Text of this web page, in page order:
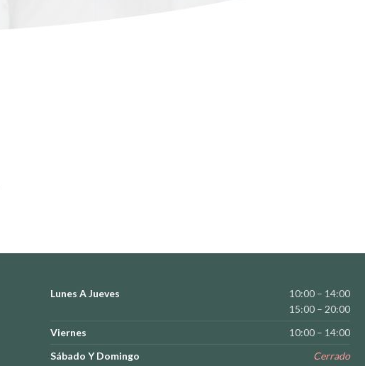
Lunes A Jueves
10:00 – 14:00
15:00 – 20:00
Viernes
10:00 – 14:00
Sábado Y Domingo
Cerrado